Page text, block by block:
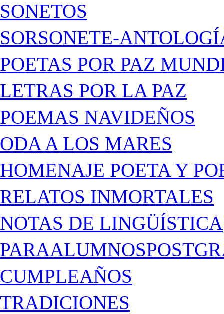
SONETOS
SORSONETE-
POETAS POR PAZ
LETRAS POR LA PAZ
POEMAS NAVIDEÑOS
ODA A LOS MARES
HOMENAJE POETA Y
RELATOS INMORTALES
NOTAS DE LINGÜÍSTICA
CUMPLEAÑOS
TRADICIONES